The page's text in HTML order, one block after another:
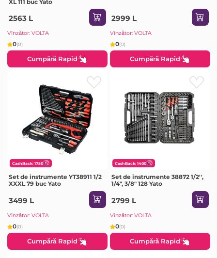
XL 111 buc Yato
2563 L
Vînzător: VOLTA
0(0)
Cumpără Rapid
2999 L
Vînzător: VOLTA
0(0)
Cumpără Rapid
CashBack: 1750
Set de instrumente YT38911 1/2
XXXL 79 buc Yato
3499 L
Vînzător: VOLTA
0(0)
Cumpără Rapid
CashBack: 1400
Set de instrumente 38872 1/2'',
1/4", 3/8" 128 Yato
2799 L
Vînzător: VOLTA
0(0)
Cumpără Rapid